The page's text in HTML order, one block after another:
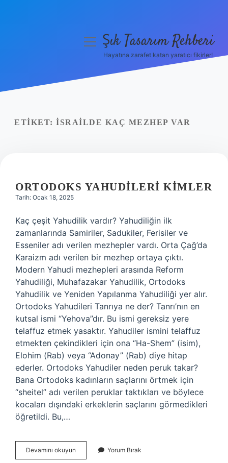
Yasal Uyarı
menüyüŞık Tasarım Rehberi
Hayatına zarafet katan yaratıcı fikirler!
ETIKET: İSRAILDE KAÇ MEZHEP VAR
ORTODOKS YAHUDILERI KIMLER
Tarih: Ocak 18, 2025
Kaç çeşit Yahudilik vardır? Yahudiliğin ilk
zamanlarında Samiriler, Sadukiler, Ferisiler ve
Esseniler adı verilen mezhepler vardı. Orta Çağ’da
Karaizm adı verilen bir mezhep ortaya çıktı.
Modern Yahudi mezhepleri arasında Reform
Yahudiliği, Muhafazakar Yahudilik, Ortodoks
Yahudilik ve Yeniden Yapılanma Yahudiliği yer alır.
Ortodoks Yahudileri Tanrıya ne der? Tanrı’nın en
kutsal ismi “Yehova”dır. Bu ismi gereksiz yere
telaffuz etmek yasaktır. Yahudiler ismini telaffuz
etmekten çekindikleri için ona “Ha-Shem” (isim),
Elohim (Rab) veya “Adonay” (Rab) diye hitap
ederler. Ortodoks Yahudiler neden peruk takar?
Bana Ortodoks kadınların saçlarını örtmek için
“sheitel” adı verilen peruklar taktıkları ve böylece
kocaları dışındaki erkeklerin saçlarını görmedikleri
öğretildi. Bu,…
Devamını okuyun Ortodoks
Yahudileri
Yorum Bırak